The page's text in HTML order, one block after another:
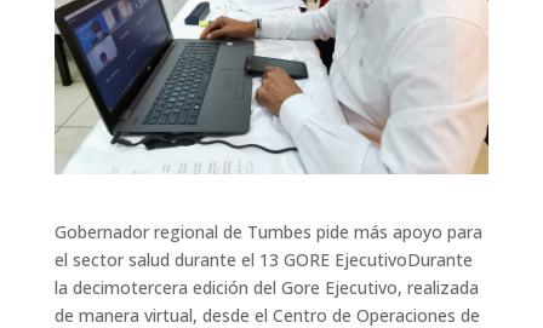
Gobernador regional de Tumbes pide más apoyo para
el sector salud durante el 13 GORE EjecutivoDurante
la decimotercera edición del Gore Ejecutivo, realizada
de manera virtual, desde el Centro de Operaciones de